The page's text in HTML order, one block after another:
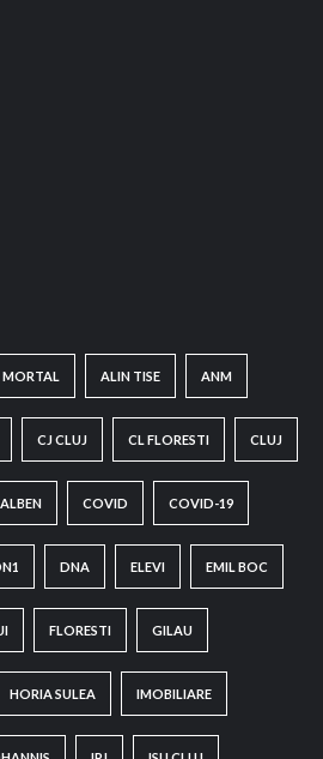
ALIN TISE ANM
CJ CLUJ CL FLORESTI CLUJ
COVID COVID-19
DNA ELEVI EMIL BOC
FLORESTI GILAU
HORIA SULEA IMOBILIARE